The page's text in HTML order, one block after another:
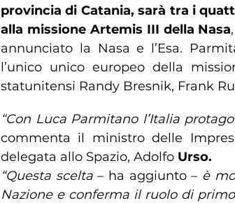
provincia di Catania, sarà tra i
alla missione Artemis III della Nasa
annunciato la Nasa e l’Esa.
l’unico unico europeo della
statunitensi Randy Bresnik, Frank
“Con Luca Parmitano l’Italia
commenta il ministro delle
delegata allo Spazio, Adolfo Urso.
“Questa scelta– ha aggiunto – è
Nazione e conferma il ruolo di